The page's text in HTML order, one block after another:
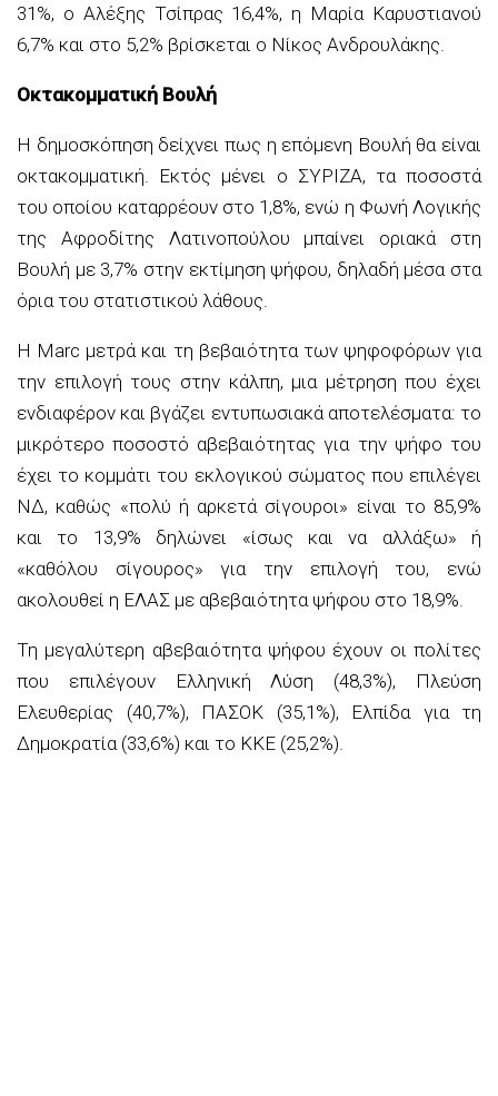
31%, ο Αλέξης Τσίπρας 16,4%, η Μαρία Καρυστιανού
6,7% και στο 5,2% βρίσκεται ο Νίκος Ανδρουλάκης.
Οκτακομματική Βουλή
Η δημοσκόπηση δείχνει πως η επόμενη Βουλή θα είναι
οκτακομματική. Εκτός μένει ο ΣΥΡΙΖΑ, τα ποσοστά
του οποίου καταρρέουν στο 1,8%, ενώ η Φωνή Λογικής
της Αφροδίτης Λατινοπούλου μπαίνει οριακά στη
Βουλή με 3,7% στην εκτίμηση ψήφου, δηλαδή μέσα στα
όρια του στατιστικού λάθους.
Η Marc μετρά και τη βεβαιότητα των ψηφοφόρων για
την επιλογή τους στην κάλπη, μια μέτρηση που έχει
ενδιαφέρον και βγάζει εντυπωσιακά αποτελέσματα: το
μικρότερο ποσοστό αβεβαιότητας για την ψήφο του
έχει το κομμάτι του εκλογικού σώματος που επιλέγει
ΝΔ, καθώς «πολύ ή αρκετά σίγουροι» είναι το 85,9%
και το 13,9% δηλώνει «ίσως και να αλλάξω» ή
«καθόλου σίγουρος» για την επιλογή του, ενώ
ακολουθεί η ΕΛΑΣ με αβεβαιότητα ψήφου στο 18,9%.
Τη μεγαλύτερη αβεβαιότητα ψήφου έχουν οι πολίτες
που επιλέγουν Ελληνική Λύση (48,3%), Πλεύση
Ελευθερίας (40,7%), ΠΑΣΟΚ (35,1%), Ελπίδα για τη
Δημοκρατία (33,6%) και το ΚΚΕ (25,2%).